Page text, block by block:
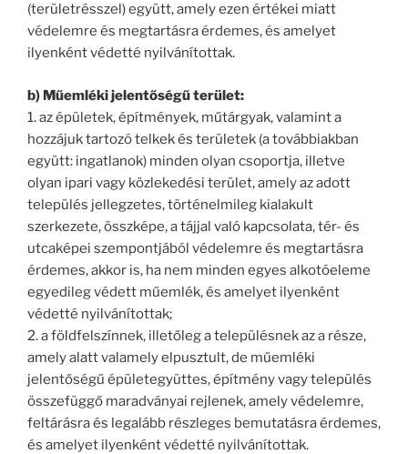
(területrésszel) együtt, amely ezen értékei miatt
védelemre és megtartásra érdemes, és amelyet
ilyenként védetté nyilvánítottak.
b) Műemléki jelentőségű terület:
1. az épületek, építmények, műtárgyak, valamint a
hozzájuk tartozó telkek és területek (a továbbiakban
együtt: ingatlanok) minden olyan csoportja, illetve
olyan ipari vagy közlekedési terület, amely az adott
település jellegzetes, történelmileg kialakult
szerkezete, összképe, a tájjal való kapcsolata, tér- és
utcaképei szempontjából védelemre és megtartásra
érdemes, akkor is, ha nem minden egyes alkotóeleme
egyedileg védett műemlék, és amelyet ilyenként
védetté nyilvánítottak;
2. a földfelszínnek, illetőleg a településnek az a része,
amely alatt valamely elpusztult, de műemléki
jelentőségű épületegyüttes, építmény vagy település
összefüggő maradványai rejlenek, amely védelemre,
feltárásra és legalább részleges bemutatásra érdemes,
és amelyet ilyenként védetté nyilvánítottak.